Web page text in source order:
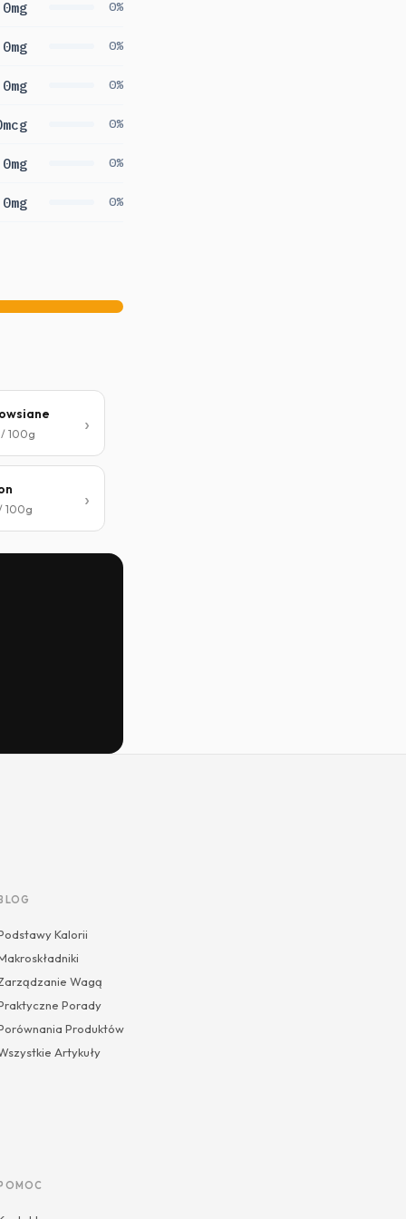
0mg 0%
0mg 0%
0mg 0%
0%
0mg 0%
0mg 0%
/ 100g
100g
Kalorii
Wagą
Porady
Produktów
Artykuły